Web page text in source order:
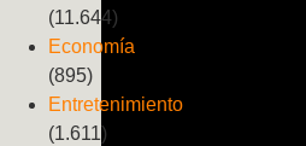
(11.644)
Economía
(895)
Entretenimiento
(1.611)